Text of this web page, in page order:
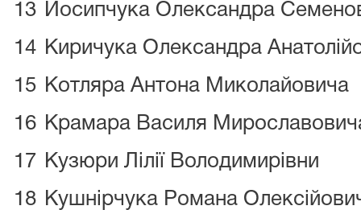
13 Йосипчука Олександра
14 Киричука Олександра
15 Котляра Антона Миколайовича
16 Крамара Василя
17
Кузюри Лілії Володимирівни
18 Кушнірчука Романа